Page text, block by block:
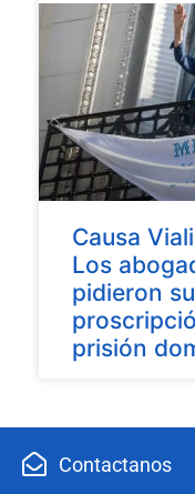
Causa
Los
pidieron
prisión
Contactanos